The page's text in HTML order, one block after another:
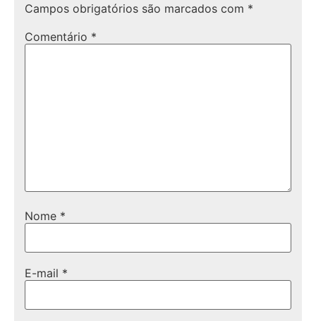
Campos obrigatórios são marcados com *
Comentário *
Nome *
E-mail *